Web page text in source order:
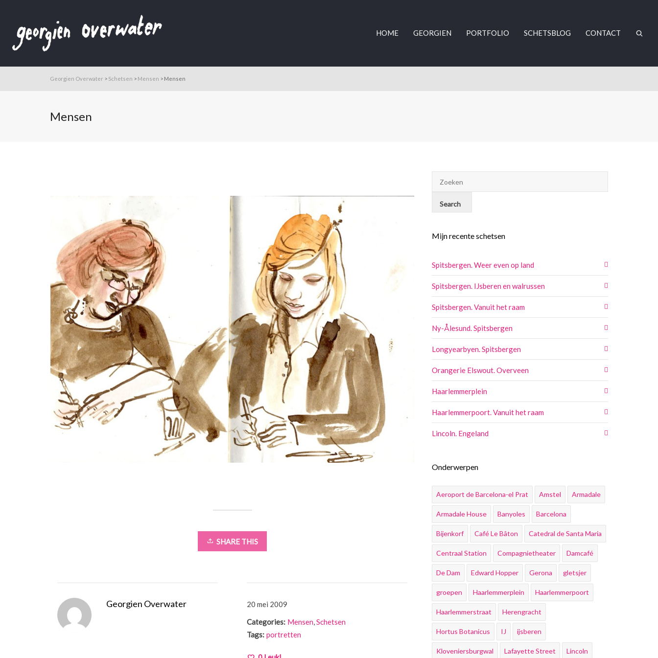
HOME GEORGIEN PORTFOLIO SCHETSBLOG CONTACT
Georgien Overwater > Schetsen > Mensen > Mensen
Mensen
SHARE THIS
Georgien Overwater
20 mei 2009
Categories: Mensen,Schetsen
Tags: portretten
Mijn recente schetsen
Spitsbergen. Weer even op land
Spitsbergen. IJsberen en walrussen
Spitsbergen. Vanuit het raam
Ny-Ålesund. Spitsbergen
Longyearbyen. Spitsbergen
Orangerie Elswout. Overveen
Haarlemmerplein
Haarlemmerpoort. Vanuit het raam
Lincoln. Engeland
Onderwerpen
Aeroport de Barcelona-el Prat Amstel Armadale
Armadale House Banyoles Barcelona
Bijenkorf Café Le Bâton Catedral de Santa Maria
Centraal Station Compagnietheater Damcafé
De Dam Edward Hopper Gerona gletsjer
groepen Haarlemmerplein Haarlemmerpoort
Haarlemmerstraat Herengracht
Hortus Botanicus IJ ijsberen
Kloveniersburgwal Lafayette Street Lincoln